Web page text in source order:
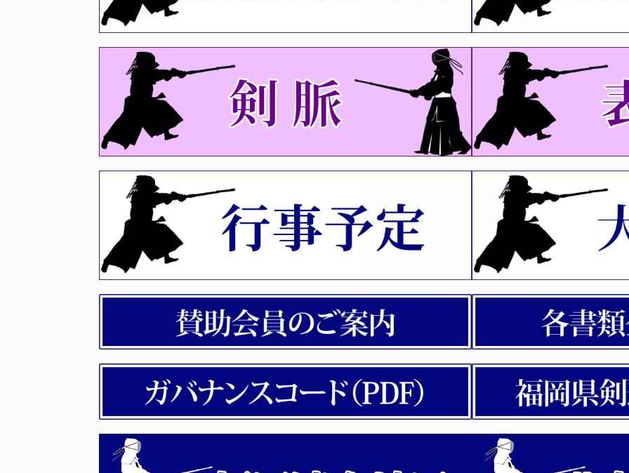
2026年06月22日
令和8年度福岡県剣道選手権大会、第74回全日本剣道選手権大会県予選結果について
第44回福岡県女子剣道選手権大会、第65回全日本女子剣道選手権大会県予選 結果について
2026年06月10日
令和８年度福岡県剣道選手権大会及び福岡県女子剣道選手権大会の「係員」へ連絡事項につ
2026年06月04日
令和8年度夏季段位審査会（高校三段～五段）開催案内
2026年05月21日
剣道称号（教士・錬士）認定講習会
2026年05月19日
剣道七・六段審査会｢福岡県｣・｢宮城県｣、剣道八段審査会「愛知県」の実施について
2026年04月27日
選手権福岡予選について
2026年04月21日
令和8年度 剣道春季段位審査会（京都六・七・八段、愛知六・七） 受審者全剣連番号一覧
2026年04月21日
剣脈31号（令和8年3月発行）を掲載いたしました。※PDF
2026年04月14日